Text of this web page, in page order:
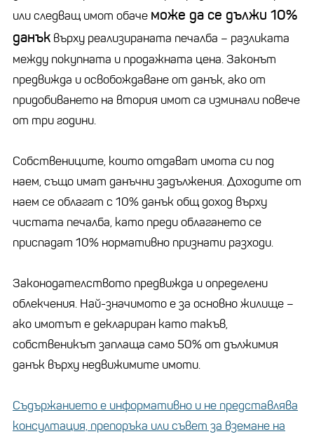
или следващ имот обаче може да се дължи 10%
данък върху реализираната печалба – разликата
между покупната и продажната цена. Законът
предвижда и освобождаване от данък, ако от
придобиването на втория имот са изминали повече
от три години.
Собствениците, които отдават имота си под
наем, също имат данъчни задължения. Доходите от
наем се облагат с 10% данък общ доход върху
чистата печалба, като преди облагането се
приспадат 10% нормативно признати разходи.
Законодателството предвижда и определени
облекчения. Най-значимото е за основно жилище –
ако имотът е деклариран като такъв,
собственикът заплаща само 50% от дължимия
данък върху недвижимите имоти.
Съдържанието е информативно и не представлява
консултация, препоръка или съвет за вземане на